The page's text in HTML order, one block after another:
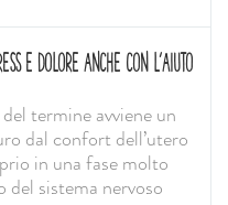
E DOLORE ANCHE CON L'AIUTO
termine avviene un
dal confort dell’utero
in una fase molto
del sistema nervoso